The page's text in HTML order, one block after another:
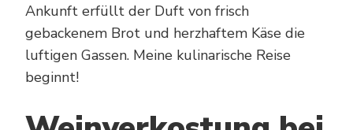
Ankunft erfüllt der Duft von frisch
gebackenem Brot und herzhaftem Käse die
luftigen Gassen. Meine kulinarische Reise
beginnt!